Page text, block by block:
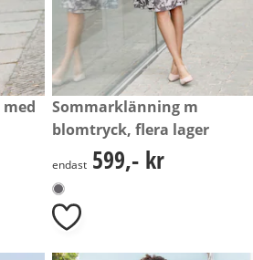
599,- kr
Sommarklänning m
blomtryck, flera lager
599,- kr
endast 599,- kr